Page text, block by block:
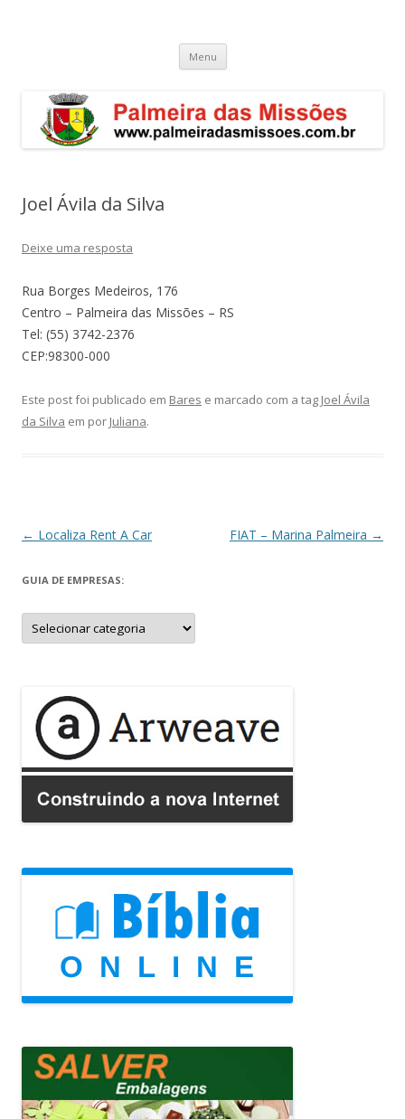
Menu Pular
o
Joel Ávila da Silva
Deixe uma resposta
Rua Borges Medeiros, 176
Centro – Palmeira das Missões – RS
Tel: (55) 3742-2376
CEP:98300-000
Este post foi publicado em Bares e marcado com a tag Joel Ávila
da Silva em por Juliana.
Navegação
posts
← Localiza Rent A Car FIAT – Marina Palmeira →
GUIA DE EMPRESAS:
Guia
de
Empresas: